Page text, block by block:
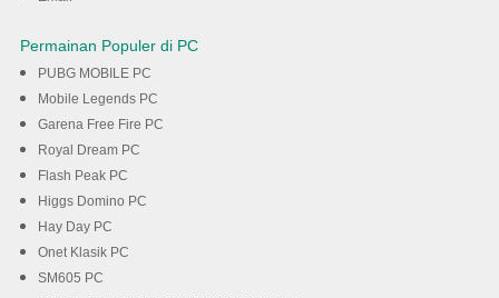
Permainan Populer di PC
PUBG MOBILE PC
Mobile Legends PC
Garena Free Fire PC
Royal Dream PC
Flash Peak PC
Higgs Domino PC
Hay Day PC
Onet Klasik PC
SM605 PC